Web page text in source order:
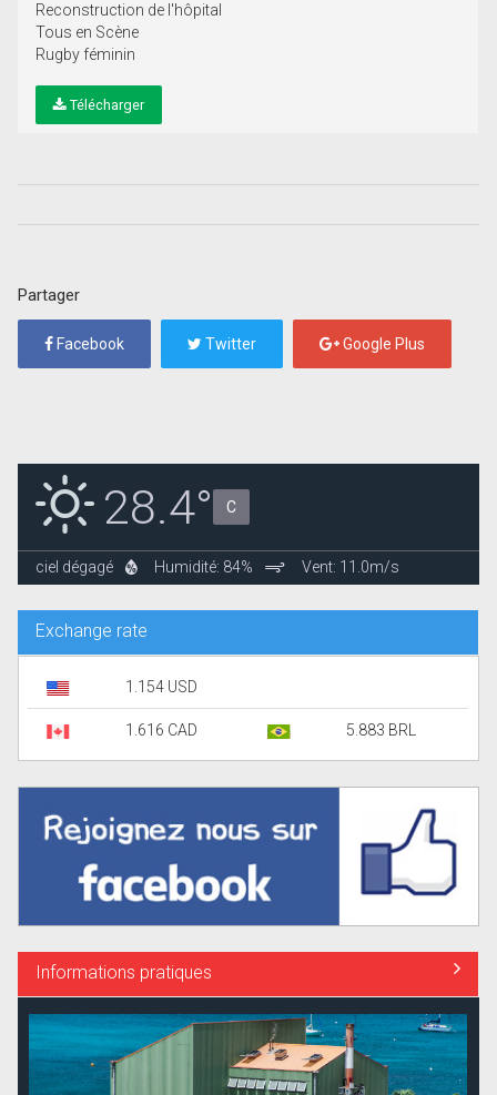
Reconstruction de l'hôpital
Tous en Scène
Rugby féminin
Télécharger
Partager
Facebook Twitter Google Plus
28.4° C
ciel dégagé Humidité: 84% Vent: 11.0m/s
Exchange rate
1.154 USD
1.616 CAD 5.883 BRL
Informations pratiques